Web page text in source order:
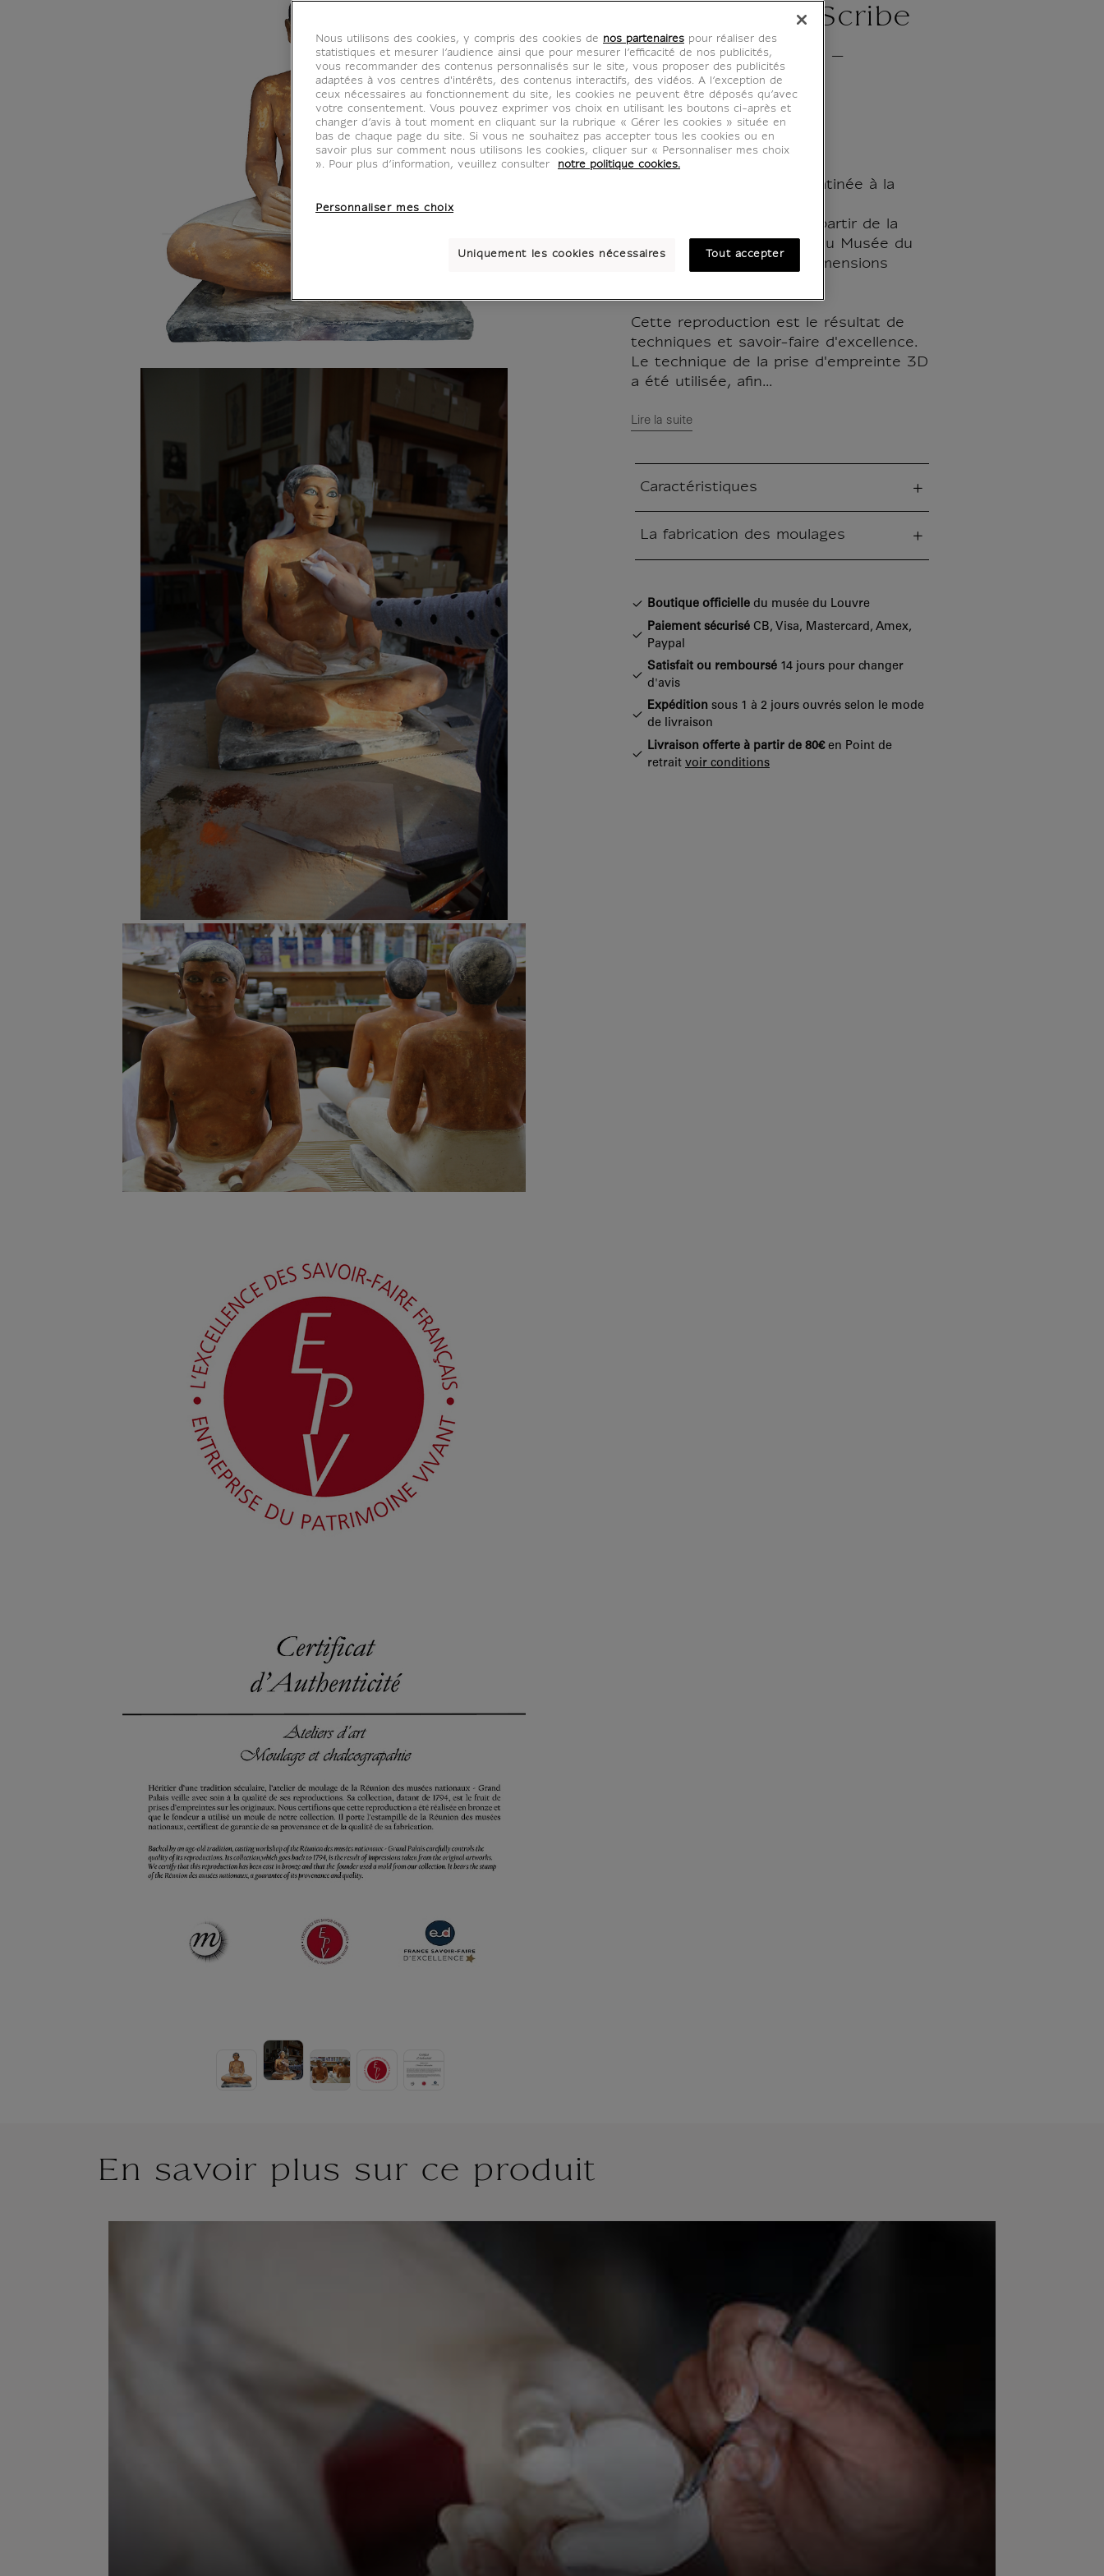
accroupi ou Scribe
de Saqqarah -
Taille réelle
PE000237
Reproduction en plâtre, patinée à la
Ce moulage est réalisé à partir de la
statue originale exposée au Musée du
Louvre, et reprend ses dimensions
Cette reproduction est le résultat de
techniques et savoir-faire d'excellence.
Le technique de la prise d'empreinte 3D
a été utilisée, afin...
Lire la suite
Caractéristiques
La fabrication des moulages
Boutique officielle du musée du Louvre
Paiement sécurisé CB, Visa, Mastercard, Amex,
Paypal
Satisfait ou remboursé 14 jours pour changer
d'avis
Expédition sous 1 à 2 jours ouvrés selon le mode
de livraison
Livraison offerte à partir de 80€en Point de
retrait voir conditions
En savoir plus sur ce produit
Nous utilisons des cookies, y compris des cookies de nos partenaires pour réaliser des
statistiques et mesurer l’audience ainsi que pour mesurer l’efficacité de nos publicités,
vous recommander des contenus personnalisés sur le site, vous proposer des publicités
adaptées à vos centres d'intérêts, des contenus interactifs, des vidéos. A l’exception de
ceux nécessaires au fonctionnement du site, les cookies ne peuvent être déposés qu’avec
votre consentement. Vous pouvez exprimer vos choix en utilisant les boutons ci-après et
changer d’avis à tout moment en cliquant sur la rubrique « Gérer les cookies » située en
bas de chaque page du site. Si vous ne souhaitez pas accepter tous les cookies ou en
savoir plus sur comment nous utilisons les cookies, cliquer sur « Personnaliser mes choix
». Pour plus d’information, veuillez consulter
notre politique cookies.
Personnaliser mes choix
Uniquement les cookies nécessaires Tout accepter